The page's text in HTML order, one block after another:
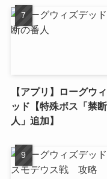
【アプリ】ローグウ
ッド【特殊ボス「禁
人」追加】